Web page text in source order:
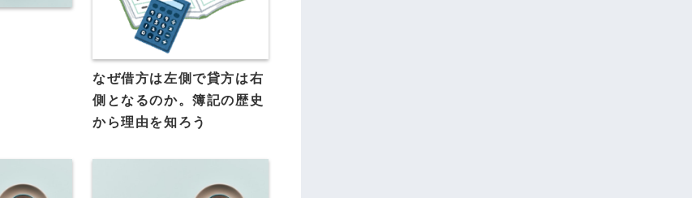
なぜ借方は左側で貸方は右
側となるのか。簿記の歴史
から理由を知ろう